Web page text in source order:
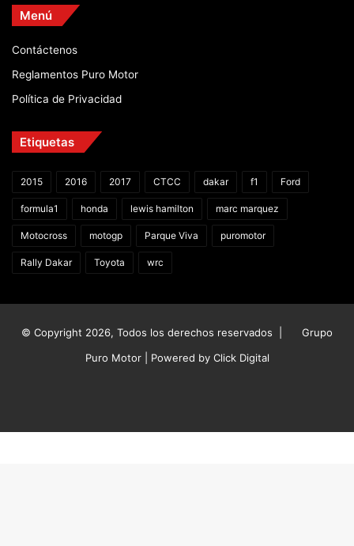
Menú
Contáctenos
Reglamentos Puro Motor
Política de Privacidad
Etiquetas
2015 2016 2017 CTCC dakar f1 Ford
formula1 honda lewis hamilton marc marquez
Motocross motogp Parque Viva puromotor
Rally Dakar Toyota wrc
© Copyright 2026, Todos los derechos reservados |
Grupo
Puro Motor | Powered by Click Digital